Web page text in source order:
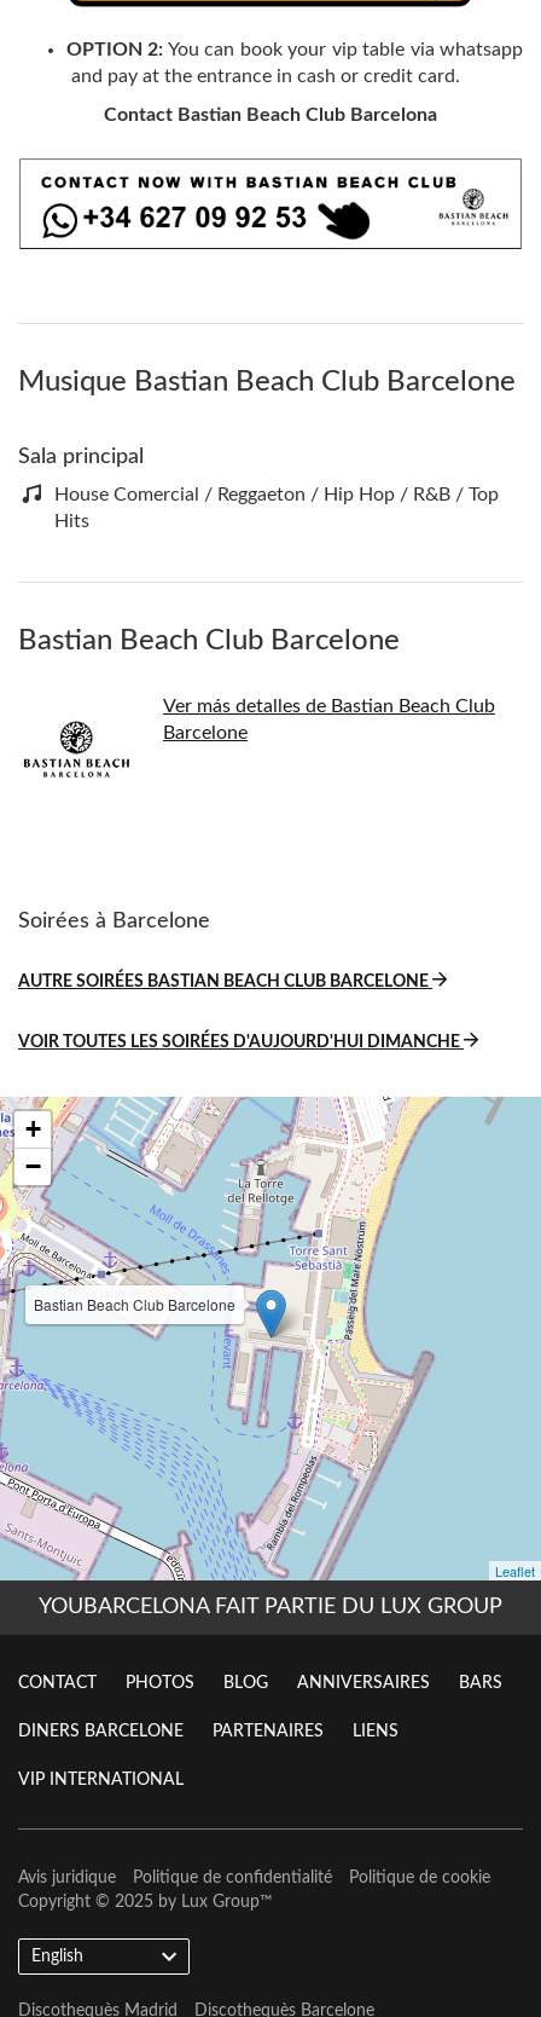
OPTION 2: You can book your vip table via whatsapp
and pay at the entrance in cash or credit card.
Contact Bastian Beach Club Barcelona
Musique Bastian Beach Club Barcelone
Sala principal
House Comercial / Reggaeton / Hip Hop / R&B / Top
Hits
Bastian Beach Club Barcelone
Ver más detalles de Bastian Beach Club
Barcelone
Soirées à Barcelone
AUTRE SOIRÉES BASTIAN BEACH CLUB BARCELONE
VOIR TOUTES LES SOIRÉES D'AUJOURD'HUI DIMANCHE
YOUBARCELONA FAIT PARTIE DU LUX GROUP
CONTACT PHOTOS BLOG ANNIVERSAIRES BARS
DINERS BARCELONE PARTENAIRES LIENS
VIP INTERNATIONAL
Avis juridique Politique de confidentialité
Politique de cookie
Copyright © 2025 by Lux Group™
English
Discothequès Madrid Discothequès Barcelone